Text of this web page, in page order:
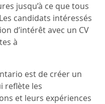
jusqu’à ce que tous
candidats intéressés
d’intérêt avec un CV
à
est de créer un
reflète les
et leurs expériences